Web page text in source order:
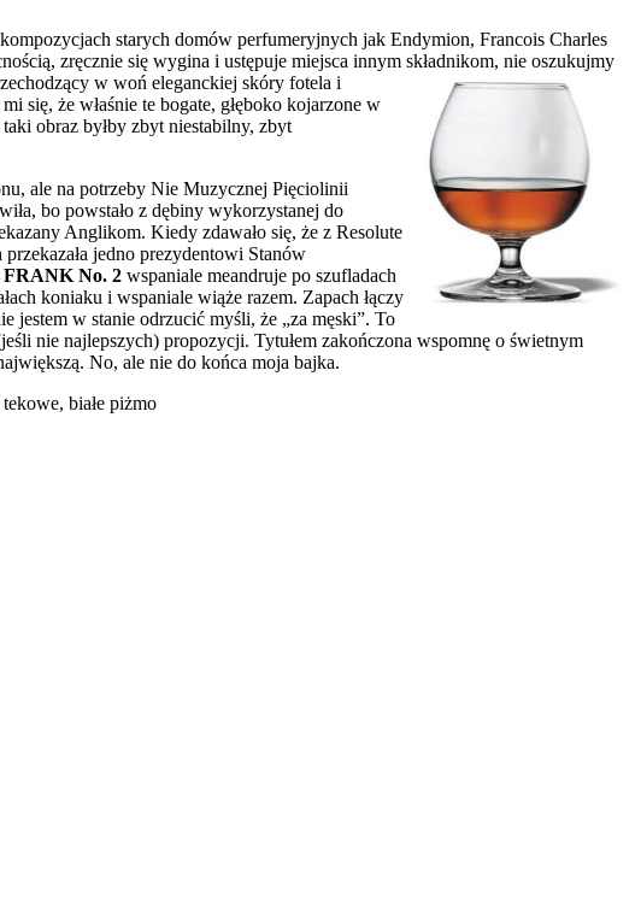
starych domów perfumeryjnych jak Endymion, Francois Charles
zręcznie się wygina i ustępuje miejsca innym składnikom, nie oszukujmy
w woń eleganckiej skóry fotela i
się, że właśnie te bogate, głęboko kojarzone w
obraz byłby zbyt niestabilny, zbyt
ale na potrzeby Nie Muzycznej Pięciolinii
bo powstało z dębiny wykorzystanej do
Anglikom. Kiedy zdawało się, że z Resolute
jedno prezydentowi Stanów
FRANK No. 2 wspaniale meandruje po szufladach
koniaku i wspaniale wiąże razem. Zapach łączy
jestem w stanie odrzucić myśli, że „za męski”. To
nie najlepszych) propozycji. Tytułem zakończona wspomnę o świetnym
No, ale nie do końca moja bajka.
białe piżmo